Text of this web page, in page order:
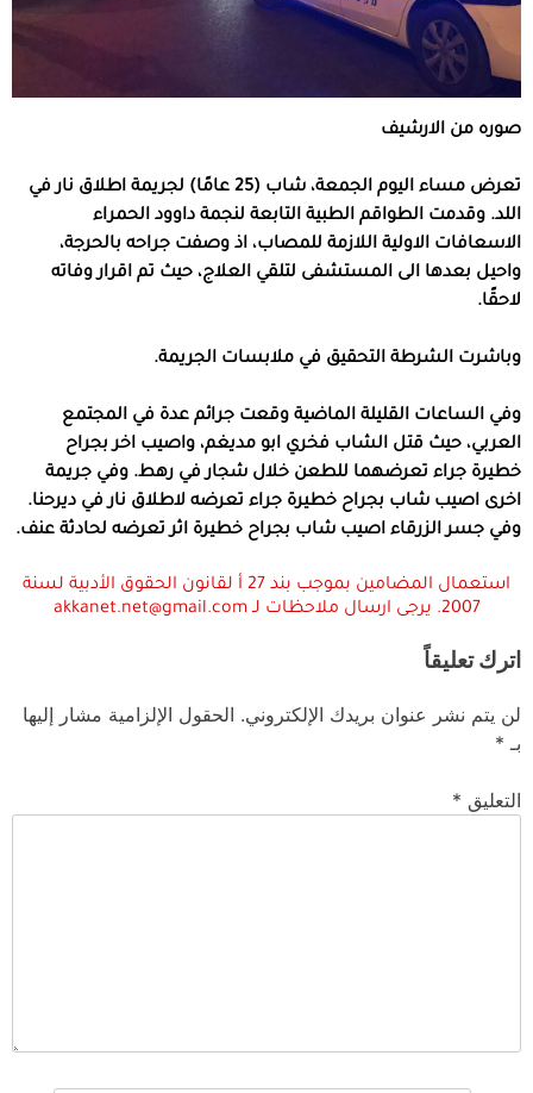
صوره من الارشيف
تعرض مساء اليوم الجمعة، شاب (25 عامًا) لجريمة اطلاق نار في
اللد. وقدمت الطواقم الطبية التابعة لنجمة داوود الحمراء
الاسعافات الاولية اللازمة للمصاب، اذ وصفت جراحه بالحرجة،
واحيل بعدها الى المستشفى لتلقي العلاج، حيث تم اقرار وفاته
لاحقًا.
وباشرت الشرطة التحقيق في ملابسات الجريمة.
وفي الساعات القليلة الماضية وقعت جرائم عدة في المجتمع
العربي، حيث قتل الشاب فخري ابو مديغم، واصيب اخر بجراح
خطيرة جراء تعرضهما للطعن خلال شجار في رهط. وفي جريمة
اخرى اصيب شاب بجراح خطيرة جراء تعرضه لاطلاق نار في ديرحنا.
وفي جسر الزرقاء اصيب شاب بجراح خطيرة اثر تعرضه لحادثة عنف.
استعمال المضامين بموجب بند 27 أ لقانون الحقوق الأدبية لسنة
2007. يرجى ارسال ملاحظات لـ akkanet.net@gmail.com
اترك تعليقاً
لن يتم نشر عنوان بريدك الإلكتروني. الحقول الإلزامية مشار إليها
بـ *
التعليق *